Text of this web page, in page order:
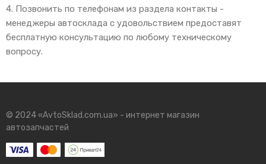
4. Позвонить по телефонам из раздела контакты -
менеджеры автосклада с удовольствием предоставят
бесплатную консультацию по любому техническому
вопросу.
© 2024 «AvtoSklad.com.ua» - интернет магазин
автозапчастей